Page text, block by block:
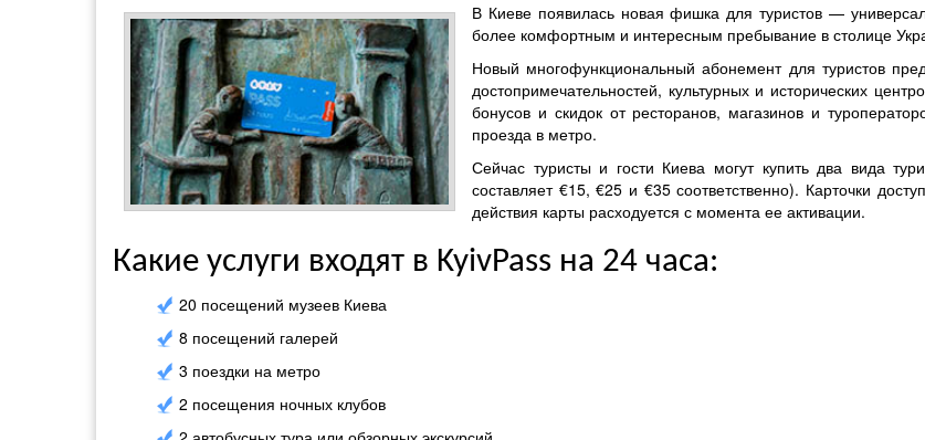
В Киеве появилась новая фишка для туристов —
более комфортным и интересным пребывание в столице
Новый многофункциональный абонемент для туристов
достопримечательностей, культурных и исторических
бонусов и скидок от ресторанов, магазинов и
проезда в метро.
Сейчас туристы и гости Киева могут купить два вида
составляет €15, €25 и €35 соответственно). Карточки
действия карты расходуется с момента ее активации.
Какие услуги входят в KyivPass на 24 часа:
20 посещений музеев Киева
8 посещений галерей
3 поездки на метро
​​2 посещения ночных клубов